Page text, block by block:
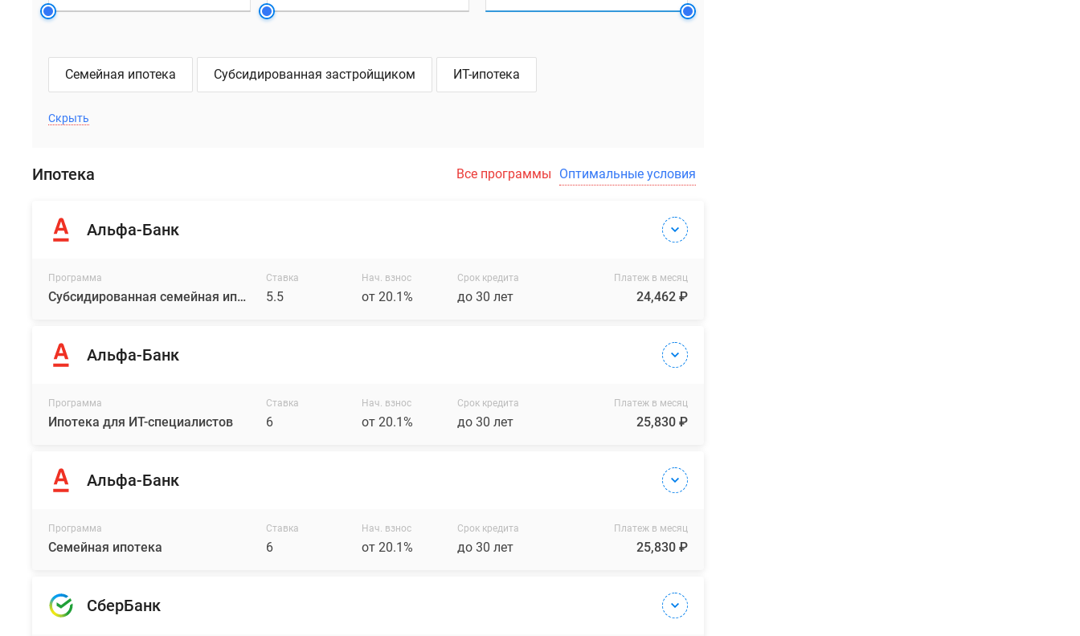
предусмотрены
нишей
шкафа,
лоджии
остеклением
раздельные
потолка
помещении
Семейная ипотека Субсидированная застройщиком ИТ-ипотека
Скрыть
Ипотека Все программы Оптимальные условия
Альфа-Банк
Программа
Субсидированная семейная ипотека от ГК «Основа»
Ставка
5.5
Нач. взнос
от 20.1%
Срок кредита
до 30 лет
Платеж в месяц
24,462 ₽
Альфа-Банк
Программа
Ипотека для ИТ-специалистов
Ставка
6
Нач. взнос
от 20.1%
Срок кредита
до 30 лет
Платеж в месяц
25,830 ₽
Альфа-Банк
Программа
Семейная ипотека
Ставка
6
Нач. взнос
от 20.1%
Срок кредита
до 30 лет
Платеж в месяц
25,830 ₽
СберБанк